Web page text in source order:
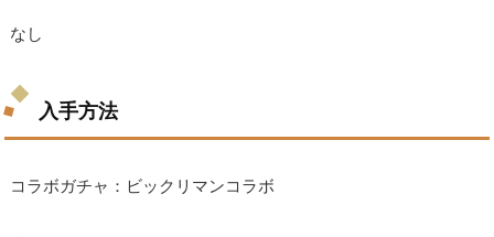
なし
入手方法
コラボガチャ：ビックリマンコラボ